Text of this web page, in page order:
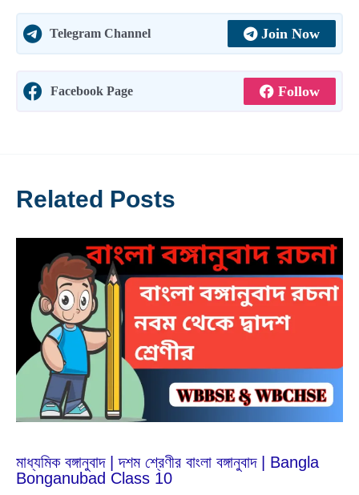
Telegram Channel Join Now
Facebook Page Follow
Related Posts
মাধ্যমিক বঙ্গানুবাদ | দশম শ্রেণীর বাংলা বঙ্গানুবাদ | Bangla
Bonganubad Class 10